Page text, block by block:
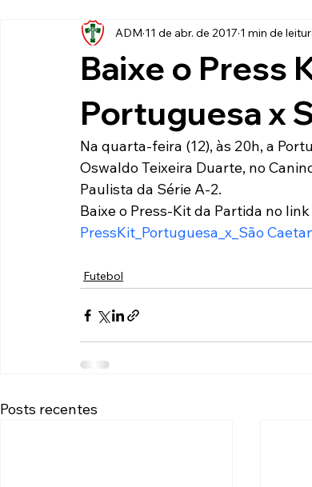
Ação Social Futebol Americano Copa São
Futebol de
Paulista A2 2019 Portuguesas pelo Brasil
Tabelas Recuperação Judicial
Baixe o Press
Portuguesa x
ADM 11 de abr. de 2017 1 min de
Na quarta-feira (12), às 20h, a
Oswaldo Teixeira Duarte, no
Paulista da Série A-2.
Baixe o Press-Kit da Partida no link
PressKit_Portuguesa_x_São
Futebol
Posts recentes